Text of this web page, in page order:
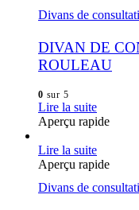
Divans de
DIVAN DE
ROULEAU
0 sur 5
Lire la suite
Aperçu rapide
Lire la suite
Aperçu rapide
Divans de